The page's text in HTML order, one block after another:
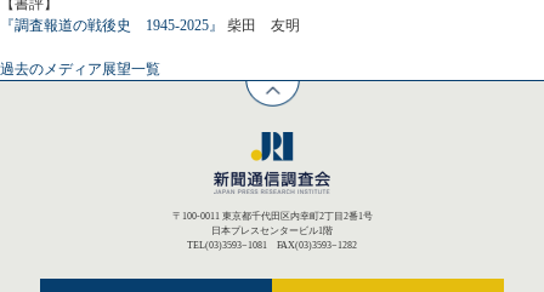
『調査報道の戦後史 1945-2025』
柴田 友明
過去のメディア展望一覧
〒100-0011 東京都千代田区内幸町2丁目2番1号
日本プレスセンタービル1階
TEL(03)3593−1081 FAX(03)3593−1282